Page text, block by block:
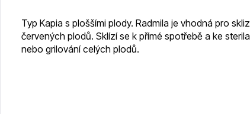
Květináče
Typ Kapia s ploššími plody. Radmila je vhodná pro
červených plodů. Sklízí se k přímé spotřebě a ke
nebo grilování celých plodů.